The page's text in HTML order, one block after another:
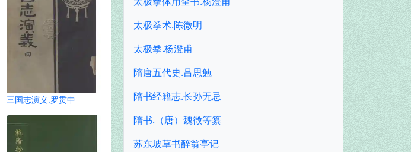
三国志演义.罗贯中
太极拳术.陈微明
太极拳.杨澄甫
隋唐五代史.吕思勉
隋书经籍志.长孙无忌
隋书.（唐）魏徵等纂
苏东坡草书醉翁亭记